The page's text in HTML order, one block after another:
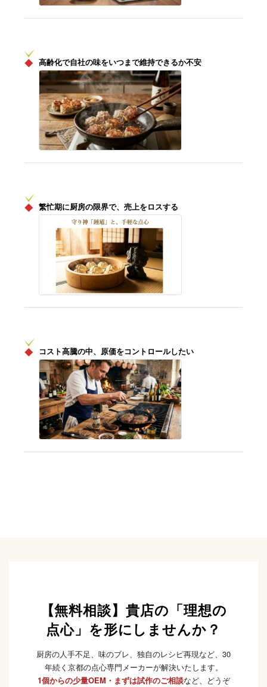
◆ 高齢化で自社の味をいつまで維持できるか不安
◆ 繁忙期に厨房の限界で、売上をロスする
◆ コスト高騰の中、原価をコントロールしたい
【無料相談】貴店の「理想の
点心」を形にしませんか？
厨房の人手不足、味のブレ、独自のレシピ再現など、30
年続く京都の点心専門メーカーが解決いたします。
1個からの少量OEM・まずは試作のご相談など、どうぞ